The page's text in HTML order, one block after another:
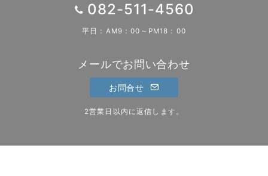
082-511-4560
平日：AM9：00～PM18：00
メールでお問い合わせ
お問合せ
2営業日以内に返信します。